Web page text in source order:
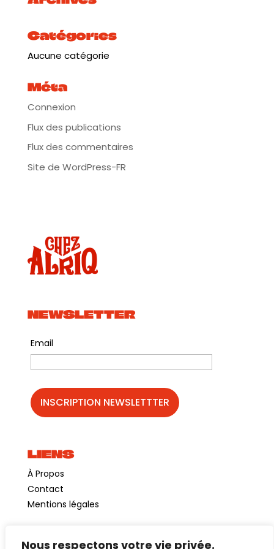
Nous respectons votre vie privée.
Catégories
Aucune catégorie
Méta
Connexion
Flux des publications
Flux des commentaires
Site de WordPress-FR
NEWSLETTER
Email
LIENS
À Propos
Contact
Mentions légales
©GuinguetteChezAlriq2026